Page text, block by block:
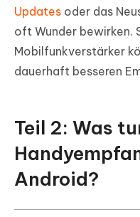
Updates oder das
oft Wunder bewirken.
Mobilfunkverstärker
dauerhaft besseren
Teil 2: Was
Android?